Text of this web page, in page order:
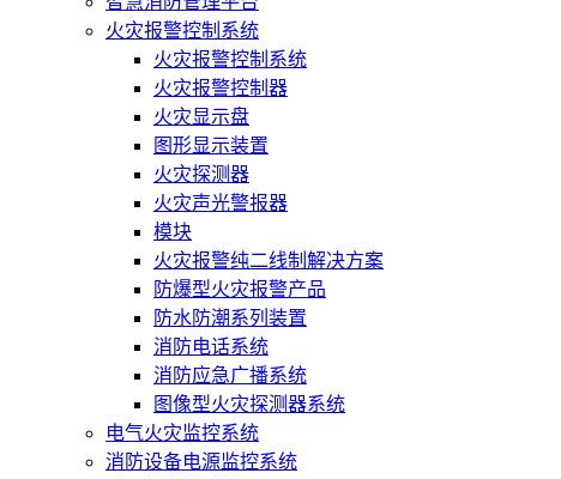
火灾报警控制系统
火灾报警控制系统
火灾报警控制器
火灾显示盘
图形显示装置
火灾探测器
火灾声光警报器
模块
火灾报警纯二线制解决方案
防爆型火灾报警产品
防水防潮系列装置
消防电话系统
消防应急广播系统
图像型火灾探测器系统
电气火灾监控系统
消防设备电源监控系统